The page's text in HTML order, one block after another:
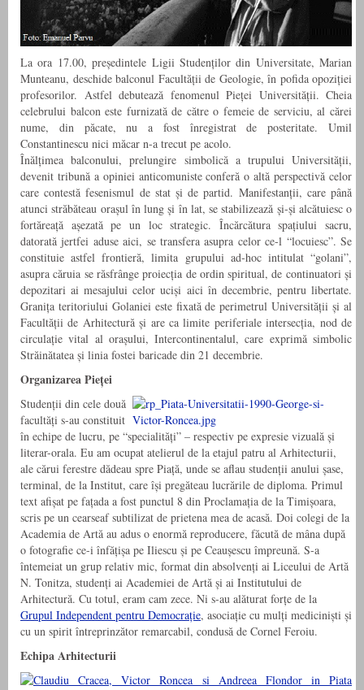
La ora 17.00, președintele Ligii Studenților din Universitate, Marian
Munteanu, deschide balconul Facultății de Geologie, în pofida opoziției
profesorilor. Astfel debutează fenomenul Pieței Universității. Cheia
celebrului balcon este furnizată de către o femeie de serviciu, al cărei
nume, din păcate, nu a fost înregistrat de posteritate. Umil
Constantinescu nici măcar n-a trecut pe acolo.
Înălțimea balconului, prelungire simbolică a trupului Universității,
devenit tribună a opiniei anticomuniste conferă o altă perspectivă celor
care contestă fesenismul de stat și de partid. Manifestanții, care până
atunci străbăteau orașul în lung și în lat, se stabilizează și-și alcătuiesc o
fortăreață așezată pe un loc strategic. Încărcătura spațiului sacru,
datorată jertfei aduse aici, se transfera asupra celor ce-l “locuiesc”. Se
constituie astfel frontieră, limita grupului ad-hoc intitulat “golani”,
asupra căruia se răsfrânge proiecția de ordin spiritual, de continuatori și
depozitari ai mesajului celor uciși aici în decembrie, pentru libertate.
Granița teritoriului Golaniei este fixată de perimetrul Universității și al
Facultății de Arhitectură și are ca limite periferiale intersecția, nod de
circulație vital al orașului, Intercontinentalul, care exprimă simbolic
Străinătatea și linia fostei baricade din 21 decembrie.
Organizarea Pieței
Studenții din cele două
facultăți s-au constituit
în echipe de lucru, pe “specialități” – respectiv pe expresie vizuală și
literar-orala. Eu am ocupat atelierul de la etajul patru al Arhitecturii,
ale cărui ferestre dădeau spre Piață, unde se aflau studenții anului șase,
terminal, de la Institut, care își pregăteau lucrările de diploma. Primul
text afișat pe fațada a fost punctul 8 din Proclamația de la Timișoara,
scris pe un cearseaf subtilizat de prietena mea de acasă. Doi colegi de la
Academia de Artă au adus o enormă reproducere, făcută de mâna după
o fotografie ce-i înfățișa pe Iliescu și pe Ceaușescu împreună. S-a
întemeiat un grup relativ mic, format din absolvenți ai Liceului de Artă
N. Tonitza, studenți ai Academiei de Artă și ai Institutului de
Arhitectură. Cu totul, eram cam zece. Ni s-au alăturat forțe de la
Grupul Independent pentru Democrație, asociație cu mulți mediciniști și
cu un spirit întreprinzător remarcabil, condusă de Cornel Feroiu.
Echipa Arhitecturii